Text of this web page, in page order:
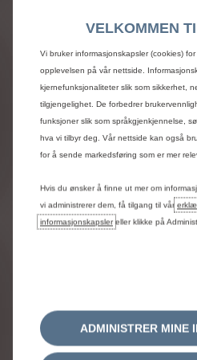
VELKOMMEN
Vi bruker informasjonskapsler (cookies)
opplevelsen på vår nettside.
kjernefunksjonaliteter slik som sikkerhet,
tilgjengelighet. De forbedrer
funksjoner slik som språkgjenkjennelse,
hva vi tilbyr deg. Vår nettside kan også
for å sende markedsføring som er mer
Hvis du ønsker å finne ut mer om
vi administrerer dem, få tilgang til vår
informasjonskapsler eller klikke på
ADMINISTRER